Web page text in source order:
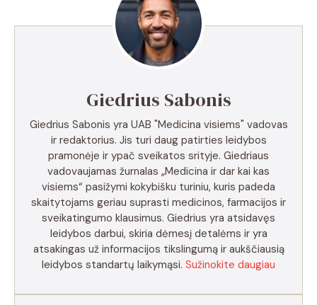
Giedrius Sabonis
Giedrius Sabonis yra UAB "Medicina visiems" vadovas
ir redaktorius. Jis turi daug patirties leidybos
pramonėje ir ypač sveikatos srityje. Giedriaus
vadovaujamas žurnalas „Medicina ir dar kai kas
visiems“ pasižymi kokybišku turiniu, kuris padeda
skaitytojams geriau suprasti medicinos, farmacijos ir
sveikatingumo klausimus. Giedrius yra atsidavęs
leidybos darbui, skiria dėmesį detalėms ir yra
atsakingas už informacijos tikslingumą ir aukščiausią
leidybos standartų laikymąsi. Sužinokite daugiau